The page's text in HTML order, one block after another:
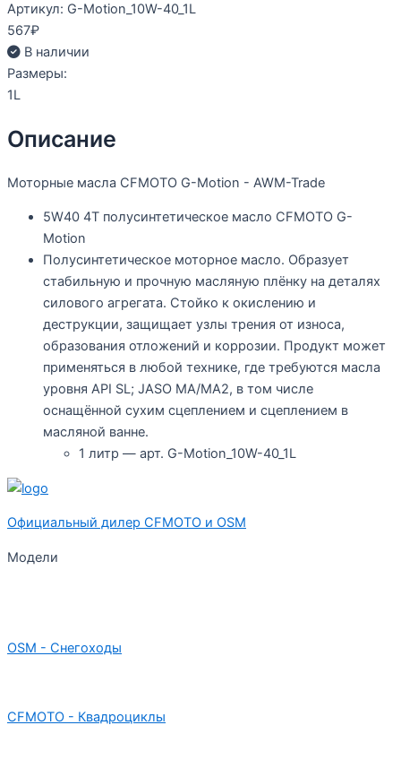
Артикул: G-Motion_10W-40_1L
567₽
В наличии
Размеры:
1L
Описание
Моторные масла CFMOTO G-Motion - AWM-Trade
5W40 4T полусинтетическое масло CFMOTO G-
Motion
Полусинтетическое моторное масло. Образует
стабильную и прочную масляную плёнку на деталях
силового агрегата. Стойко к окислению и
деструкции, защищает узлы трения от износа,
образования отложений и коррозии. Продукт может
применяться в любой технике, где требуются масла
уровня API SL; JASO MA/MA2, в том числе
оснащённой сухим сцеплением и сцеплением в
масляной ванне.
1 литр — арт. G-Motion_10W-40_1L
Официальный дилер CFMOTO и OSM
Модели
OSM - Снегоходы
CFMOTO - Квадроциклы